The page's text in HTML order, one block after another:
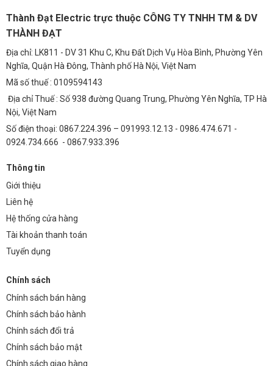
Thành Đạt Electric trực thuộc CÔNG TY TNHH TM & DV
THÀNH ĐẠT
Địa chỉ: LK811 - DV 31 Khu C, Khu Đất Dịch Vụ Hòa Bình, Phường Yên
Nghĩa, Quận Hà Đông, Thành phố Hà Nội, Việt Nam
Mã số thuế : 0109594143
Địa chỉ Thuế : Số 938 đường Quang Trung, Phường Yên Nghĩa, TP Hà
Nội, Việt Nam
Số điện thoại: 0867.224.396 – 091993.12.13 - 0986.474.671 -
0924.734.666 - 0867.933.396
Thông tin
Giới thiệu
Liên hệ
Hệ thống cửa hàng
Tài khoản thanh toán
Tuyển dụng
Chính sách
Chính sách bán hàng
Chính sách bảo hành
Chính sách đổi trả
Chính sách bảo mật
Chính sách giao hàng